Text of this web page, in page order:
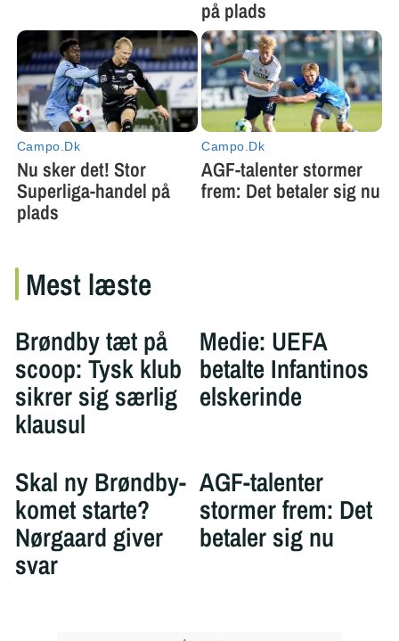
Mest læste
Brøndby tæt på
scoop: Tysk klub
sikrer sig særlig
klausul
Medie: UEFA
betalte Infantinos
elskerinde
Skal ny Brøndby-
komet starte?
Nørgaard giver
svar
AGF-talenter
stormer frem: Det
betaler sig nu